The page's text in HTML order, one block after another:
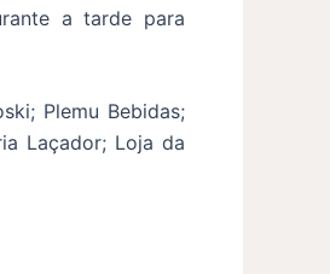
a tarde para
Plemu Bebidas;
Laçador; Loja da